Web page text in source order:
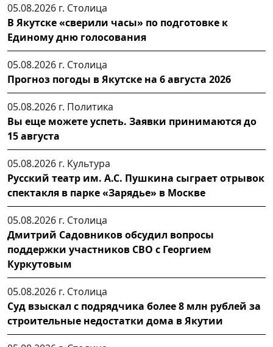
05.08.2026 г. Столица
В Якутске «сверили часы» по подготовке к
Единому дню голосования
05.08.2026 г. Столица
Прогноз погоды в Якутске на 6 августа 2026
05.08.2026 г. Политика
Вы еще можете успеть. Заявки принимаются до
15 августа
05.08.2026 г. Культура
Русский театр им. А.С. Пушкина сыграет отрывок
спектакля в парке «Зарядье» в Москве
05.08.2026 г. Столица
Дмитрий Садовников обсудил вопросы
поддержки участников СВО с Георгием
Куркутовым
05.08.2026 г. Столица
Суд взыскал с подрядчика более 8 млн рублей за
строительные недостатки дома в Якутии